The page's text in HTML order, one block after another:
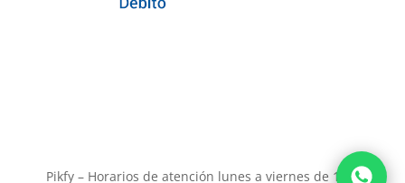
Pikfy – Horarios de atención lunes a viernes de 11 a